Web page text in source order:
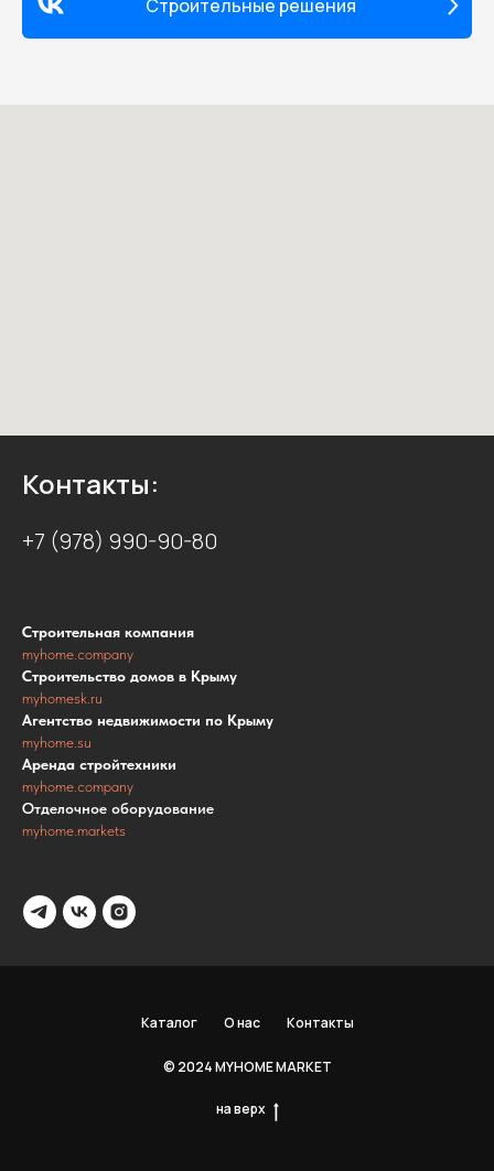
Строительные решения
Контакты:
+7 (978) 990-90-80
Строительная компания
myhome.company
Строительство домов в Крыму
myhomesk.ru
Агентство недвижимости по Крыму
myhome.su
Аренда стройтехники
myhome.company
Отделочное оборудование
myhome.markets
Каталог О нас Контакты
© 2024 MYHOME MARKET
на верх